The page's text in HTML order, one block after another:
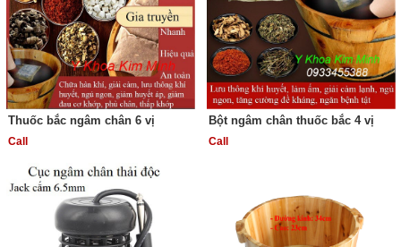
Thuốc bắc ngâm chân 6 vị
Call
Bột ngâm chân thuốc bắc 4 vị
Call